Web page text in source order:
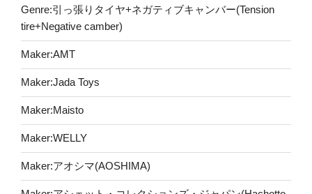
Genre:引っ張りタイヤ+ネガティブキャンバー(Tension
tire+Negative camber)
Maker:AMT
Maker:Jada Toys
Maker:Maisto
Maker:WELLY
Maker:アオシマ(AOSHIMA)